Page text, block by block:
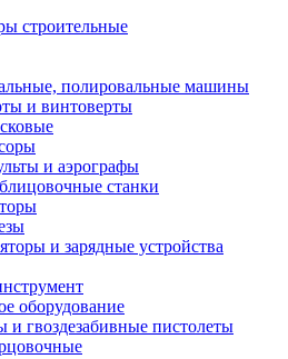
строительные
полировальные машины
и винтоверты
и аэрографы
станки
и зарядные устройства
оборудование
и гвоздезабивные пистолеты